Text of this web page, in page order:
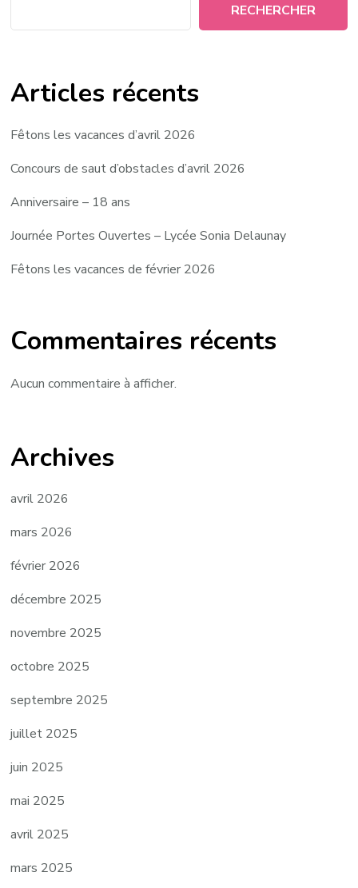
RECHERCHER
Articles récents
Fêtons les vacances d’avril 2026
Concours de saut d’obstacles d’avril 2026
Anniversaire – 18 ans
Journée Portes Ouvertes – Lycée Sonia Delaunay
Fêtons les vacances de février 2026
Commentaires récents
Aucun commentaire à afficher.
Archives
avril 2026
mars 2026
février 2026
décembre 2025
novembre 2025
octobre 2025
septembre 2025
juillet 2025
juin 2025
mai 2025
avril 2025
mars 2025